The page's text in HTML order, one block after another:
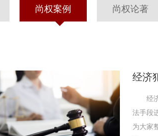
尚权案例 尚权论著
经济
经济
法手段
为大家